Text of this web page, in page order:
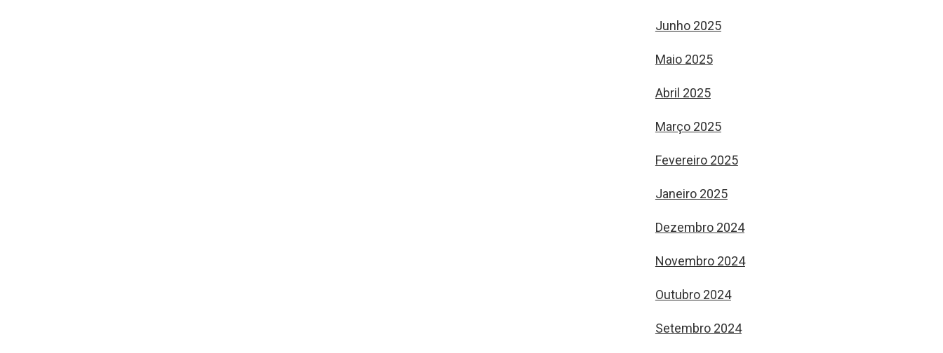
Junho 2025
Maio 2025
Abril 2025
Março 2025
Fevereiro 2025
Janeiro 2025
Dezembro 2024
Novembro 2024
Outubro 2024
Setembro 2024